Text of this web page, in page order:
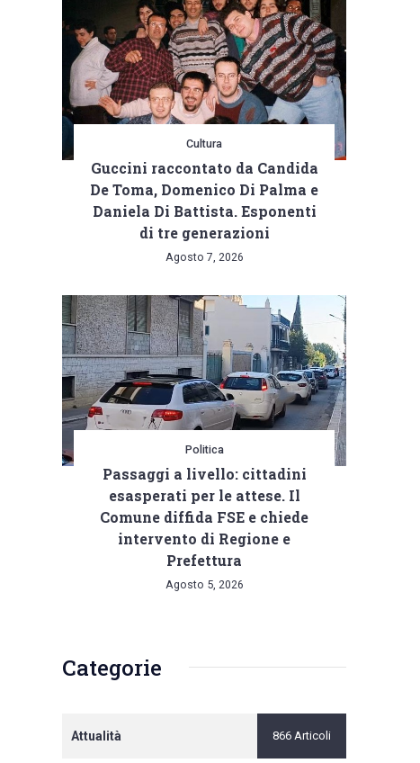
Cultura
Guccini raccontato da Candida
De Toma, Domenico Di Palma e
Daniela Di Battista. Esponenti
di tre generazioni
Agosto 7, 2026
Politica
Passaggi a livello: cittadini
esasperati per le attese. Il
Comune diffida FSE e chiede
intervento di Regione e
Prefettura
Agosto 5, 2026
Categorie
Attualità 866 Articoli